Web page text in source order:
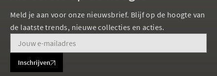
Meld je aan voor onze nieuwsbrief. Blijf op de hoogte van
de laatste trends, nieuwe collecties en acties.
Inschrijven